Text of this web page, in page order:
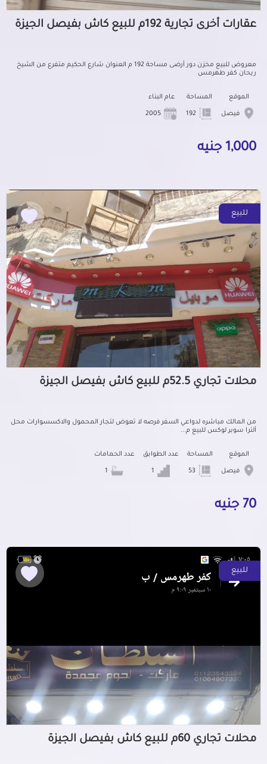
عقارات أخرى تجارية 192م للبيع كاش بفيصل الجيزة
معروض للبيع مخزن دور أرضى مساحة 192 م العنوان شارع الحكيم متفرع من الشيخ
ريحان كفر طهرمس
الموقع
فيصل
المساحة عام البناء
1,000 جنيه
للبيع
محلات تجاري 52.5م للبيع كاش بفيصل الجيزة
من المالك مباشره لدواعي السفر فرصه لا تعوض لتجار المحمول والاكسسوارات محل
ألترا سوبر لوكس للبيع م...
الموقع
فيصل
المساحة
53
عدد الطوابق عدد الحمامات
70 جنيه
للبيع
محلات تجاري 60م للبيع كاش بفيصل الجيزة